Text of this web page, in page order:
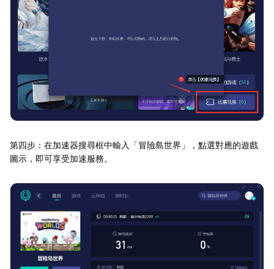
第四步：在加速器搜尋框中輸入「冒險島世界」，點選對應的遊戲
圖示，即可享受加速服務。